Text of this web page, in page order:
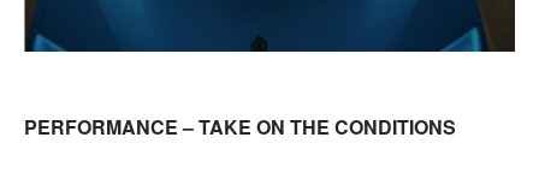
PERFORMANCE – TAKE ON THE CONDITIONS